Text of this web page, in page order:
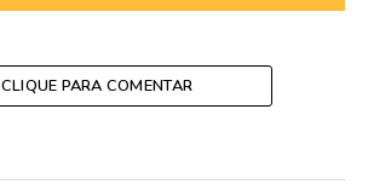
CLIQUE PARA COMENTAR